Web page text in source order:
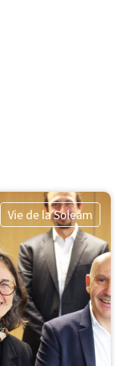
Vie de la Soleam